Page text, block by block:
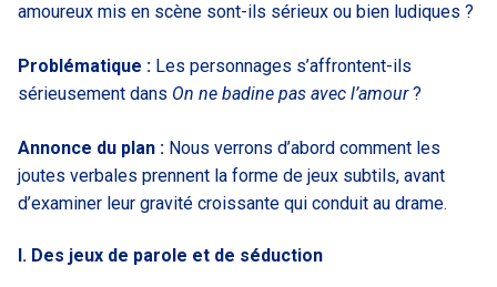
amoureux mis en scène sont-ils sérieux ou bien ludiques ?
Problématique : Les personnages s’affrontent-ils
sérieusement dans On ne badine pas avec l’amour?
Annonce du plan : Nous verrons d’abord comment les
joutes verbales prennent la forme de jeux subtils, avant
d’examiner leur gravité croissante qui conduit au drame.
I. Des jeux de parole et de séduction